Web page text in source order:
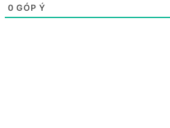
0 GÓP Ý